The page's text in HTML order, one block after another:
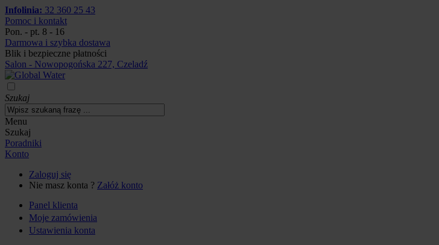
Infolinia: 32 360 25 43
Pomoc i kontakt
Pon. - pt. 8 - 16
Darmowa i szybka dostawa
Blik i bezpieczne płatności
Salon - Nowopogońska 227, Czeladź
Szukaj
Menu
Szukaj
Poradniki
Konto
Zaloguj się
Nie masz konta ? Załóż konto
Panel klienta
Moje zamówienia
Ustawienia konta